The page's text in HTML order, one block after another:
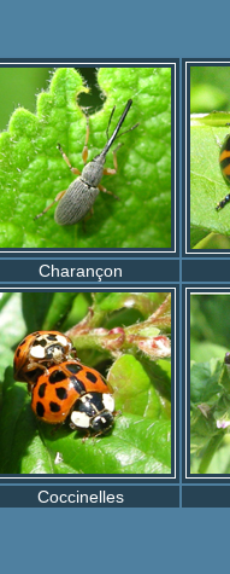
Charançon
Coccinelles